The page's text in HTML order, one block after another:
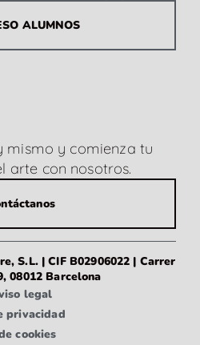
ALUMNOS
mismo y comienza tu
arte con nosotros.
S.L. | CIF B02906022 | Carrer
08012 Barcelona
legal
privacidad
cookies